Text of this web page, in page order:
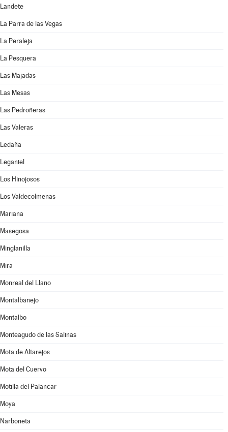
Landete
La Parra de las Vegas
La Peraleja
La Pesquera
Las Majadas
Las Mesas
Las Pedroñeras
Las Valeras
Ledaña
Leganiel
Los Hinojosos
Los Valdecolmenas
Mariana
Masegosa
Minglanilla
Mira
Monreal del Llano
Montalbanejo
Montalbo
Monteagudo de las Salinas
Mota de Altarejos
Mota del Cuervo
Motilla del Palancar
Moya
Narboneta